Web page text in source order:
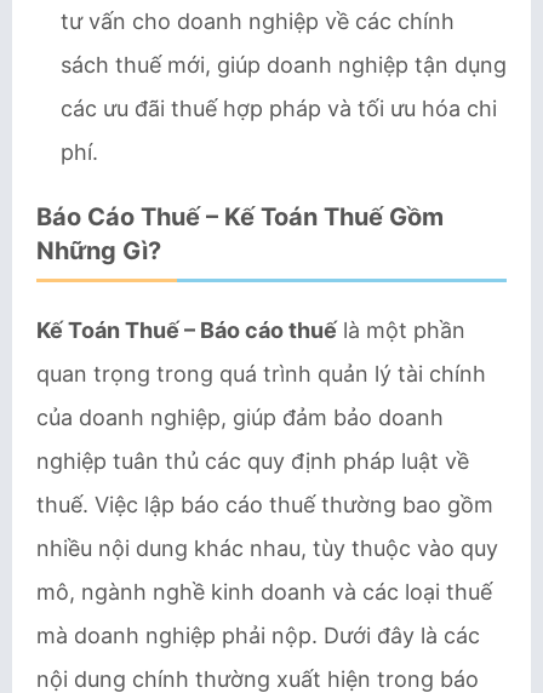
tư vấn cho doanh nghiệp về các chính
sách thuế mới, giúp doanh nghiệp tận dụng
các ưu đãi thuế hợp pháp và tối ưu hóa chi
phí.
Báo Cáo Thuế – Kế Toán Thuế Gồm
Những Gì?
Kế Toán Thuế – Báo cáo thuế là một phần
quan trọng trong quá trình quản lý tài chính
của doanh nghiệp, giúp đảm bảo doanh
nghiệp tuân thủ các quy định pháp luật về
thuế. Việc lập báo cáo thuế thường bao gồm
nhiều nội dung khác nhau, tùy thuộc vào quy
mô, ngành nghề kinh doanh và các loại thuế
mà doanh nghiệp phải nộp. Dưới đây là các
nội dung chính thường xuất hiện trong báo